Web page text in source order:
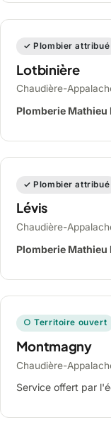
✓ Plombier attribué
Lotbinière
Chaudière-
Plomberie Mathieu
✓ Plombier attribué
Lévis
Chaudière-
Plomberie Mathieu
○ Territoire ouvert
Montmagny
Chaudière-
Service offert par